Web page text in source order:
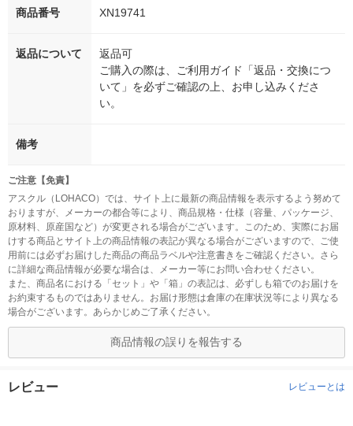
商品番号 XN19741
返品について
返品可
ご購入の際は、ご利用ガイド「返品・交換につ
いて」を必ずご確認の上、お申し込みくださ
い。
備考
ご注意【免責】
アスクル（LOHACO）では、サイト上に最新の商品情報を表示するよう努めて
おりますが、メーカーの都合等により、商品規格・仕様（容量、パッケージ、
原材料、原産国など）が変更される場合がございます。このため、実際にお届
けする商品とサイト上の商品情報の表記が異なる場合がございますので、ご使
用前には必ずお届けした商品の商品ラベルや注意書きをご確認ください。さら
に詳細な商品情報が必要な場合は、メーカー等にお問い合わせください。
また、商品名における「セット」や「箱」の表記は、必ずしも箱でのお届けを
お約束するものではありません。お届け形態は倉庫の在庫状況等により異なる
場合がございます。あらかじめご了承ください。
商品情報の誤りを報告する
レビュー レビューとは